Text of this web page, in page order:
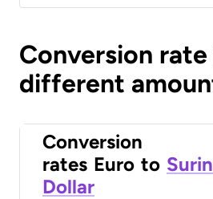
Conversion
different
Conversion
rates Euro to
Dollar